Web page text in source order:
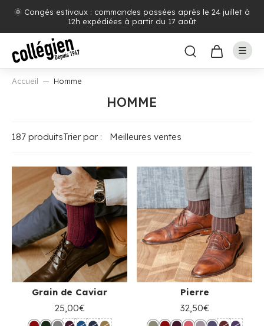
🌞 Congés estivaux : commandes passées après le 24 juillet à
12h expédiées à partir du 17 août
Accueil Homme
HOMME
187 produitsTrier par :
Grain de Caviar
25,00€
Pierre
32,50€